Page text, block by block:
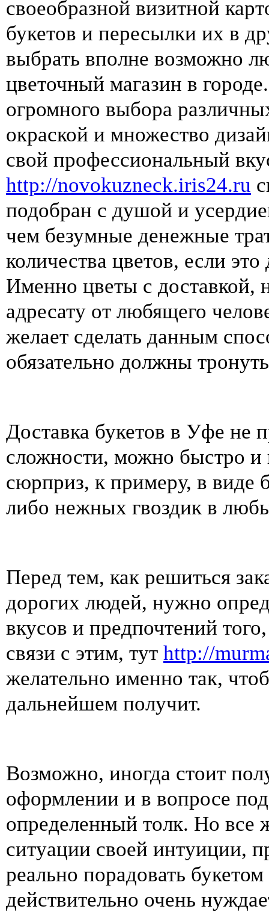
своеобразной визитной
букетов и пересылки их в
выбрать вполне возможно
цветочный магазин в
огромного выбора
окраской и множество
свой профессиональный
http://novokuzneck.iris24.ru
подобран с душой и
чем безумные денежные
количества цветов, если
Именно цветы с доставкой,
адресату от любящего
желает сделать данным
обязательно должны
Доставка букетов в Уфе не
сложности, можно быстро и
сюрприз, к примеру, в виде
либо нежных гвоздик в
Перед тем, как решиться
дорогих людей, нужно
вкусов и предпочтений
связи с этим, тут http://
желательно именно так,
дальнейшем получит.
Возможно, иногда стоит
оформлении и в вопросе
определенный толк. Но все
ситуации своей интуиции,
реально порадовать
действительно очень